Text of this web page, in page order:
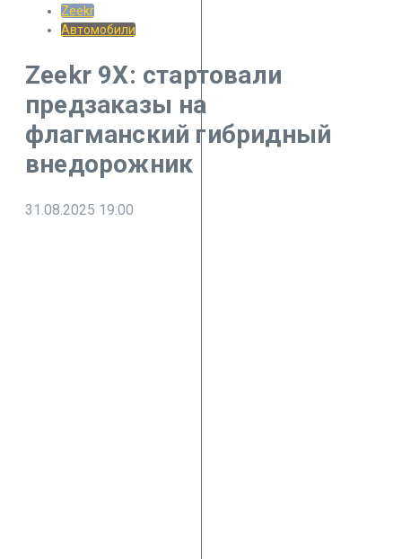
Zeekr
Автомобили
Zeekr 9X: стартовали
предзаказы на
флагманский гибридный
внедорожник
31.08.2025 19:00